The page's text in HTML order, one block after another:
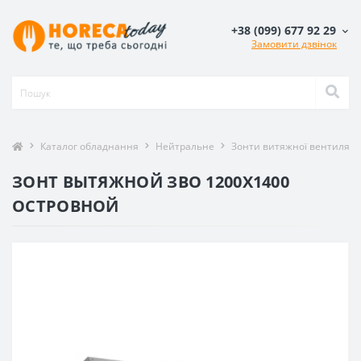
+38 (099) 677 92 29
Замовити дзвінок
Каталог обладнання Нейтральне Зонти витяжної вентиляції
ЗОНТ ВЫТЯЖНОЙ ЗВО 1200X1400
ОСТРОВНОЙ